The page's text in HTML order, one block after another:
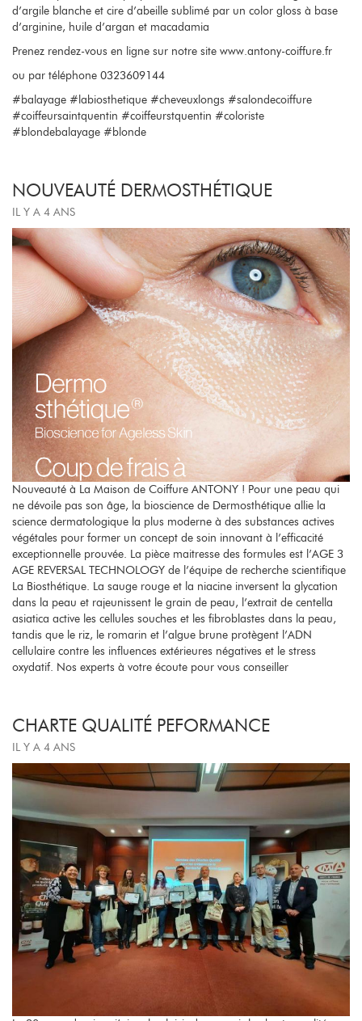
d’argile blanche et cire d’abeille sublimé par un color gloss à base
d’arginine, huile d’argan et macadamia
Prenez rendez-vous en ligne sur notre site www.antony-coiffure.fr
ou par téléphone 0323609144
#balayage #labiosthetique #cheveuxlongs #salondecoiffure
#coiffeursaintquentin #coiffeurstquentin #coloriste
#blondebalayage #blonde
NOUVEAUTÉ DERMOSTHÉTIQUE
IL Y A 4 ANS
Nouveauté à La Maison de Coiffure ANTONY ! Pour une peau qui
ne dévoile pas son âge, la bioscience de Dermosthétique allie la
science dermatologique la plus moderne à des substances actives
végétales pour former un concept de soin innovant à l’efficacité
exceptionnelle prouvée. La pièce maitresse des formules est l’AGE 3
AGE REVERSAL TECHNOLOGY de l’équipe de recherche scientifique
La Biosthétique. La sauge rouge et la niacine inversent la glycation
dans la peau et rajeunissent le grain de peau, l’extrait de centella
asiatica active les cellules souches et les fibroblastes dans la peau,
tandis que le riz, le romarin et l’algue brune protègent l’ADN
cellulaire contre les influences extérieures négatives et le stress
oxydatif. Nos experts à votre écoute pour vous conseiller
CHARTE QUALITÉ PEFORMANCE
IL Y A 4 ANS